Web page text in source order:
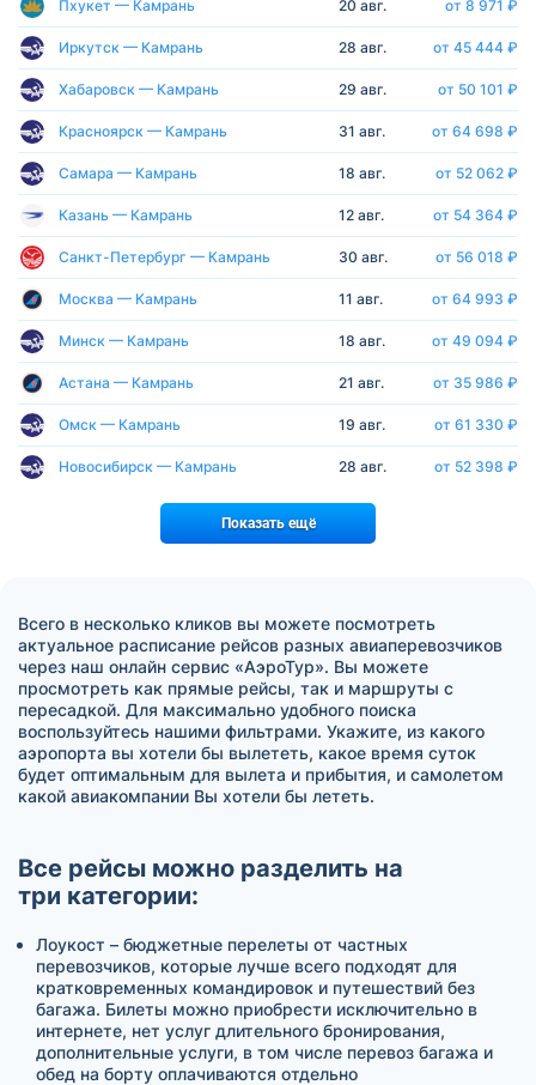
Пхукет — Камрань 20 авг. от 8 971 ₽
Иркутск — Камрань 28 авг. от 45 444 ₽
Хабаровск — Камрань 29 авг. от 50 101 ₽
Красноярск — Камрань 31 авг. от 64 698 ₽
Самара — Камрань 18 авг. от 52 062 ₽
Казань — Камрань 12 авг. от 54 364 ₽
Санкт-Петербург — Камрань 30 авг. от 56 018 ₽
Москва — Камрань 11 авг. от 64 993 ₽
Минск — Камрань 18 авг. от 49 094 ₽
Астана — Камрань 21 авг. от 35 986 ₽
Омск — Камрань 19 авг. от 61 330 ₽
Новосибирск — Камрань 28 авг. от 52 398 ₽
Показать ещё
Всего в несколько кликов вы можете посмотреть
актуальное расписание рейсов разных авиаперевозчиков
через наш онлайн сервис «АэроТур». Вы можете
просмотреть как прямые рейсы, так и маршруты с
пересадкой. Для максимально удобного поиска
воспользуйтесь нашими фильтрами. Укажите, из какого
аэропорта вы хотели бы вылететь, какое время суток
будет оптимальным для вылета и прибытия, и самолетом
какой авиакомпании Вы хотели бы лететь.
Все рейсы можно разделить на
три категории:
Лоукост – бюджетные перелеты от частных
перевозчиков, которые лучше всего подходят для
кратковременных командировок и путешествий без
багажа. Билеты можно приобрести исключительно в
интернете, нет услуг длительного бронирования,
дополнительные услуги, в том числе перевоз багажа и
обед на борту оплачиваются отдельно